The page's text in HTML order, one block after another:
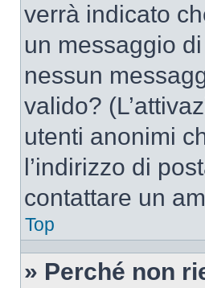
verrà indicato
un messaggio
nessun
valido?
utenti anonimi
l’indirizzo di
contattare un
Top
» Perché non